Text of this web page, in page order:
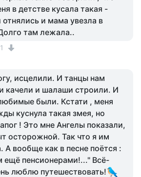
в детстве кусала такая -
и мама увезла в
там лежала..
1
исцелили. И танцы нам
качели и шалаши строили. И
были. Кстати , меня
куснула такая змея, но
! Это мне Ангелы показали,
осторожной. Так что я им
А вообще как в песне поётся :
ещё пенсионерами!..." Всё-
люблю путешествовать!